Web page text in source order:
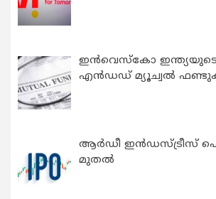
ഇന്‍വെസ്കോ
എന്‍ഡഡ് മ്യൂച്വല്‍
ആർഡീ ഇൻഡസ്ട്രീസ്
മുതൽ